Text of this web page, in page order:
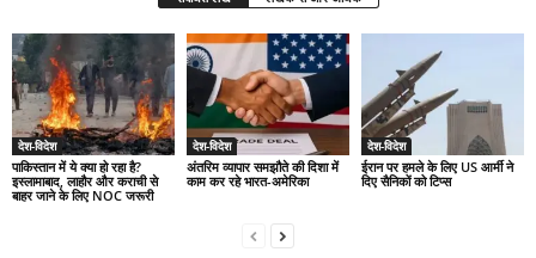
देश-विदेश
पाकिस्तान में ये क्या हो रहा है?
इस्लामाबाद, लाहौर और कराची से
बाहर जाने के लिए NOC जरूरी
देश-विदेश
अंतरिम व्यापार समझौते की दिशा में
काम कर रहे भारत-अमेरिका
देश-विदेश
ईरान पर हमले के लिए US आर्मी ने
दिए सैनिकों को टिप्स